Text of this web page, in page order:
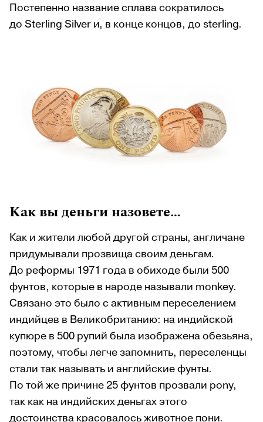
Постепенно название сплава сократилось
до Sterling Silver и, в конце концов, до sterling.
Как вы деньги назовете…
Как и жители любой другой страны, англичане
придумывали прозвища своим деньгам.
До реформы 1971 года в обиходе были 500
фунтов, которые в народе называли monkey.
Связано это было с активным переселением
индийцев в Великобританию: на индийской
купюре в 500 рупий была изображена обезьяна,
поэтому, чтобы легче запомнить, переселенцы
стали так называть и английские фунты.
По той же причине 25 фунтов прозвали pony,
так как на индийских деньгах этого
достоинства красовалось животное пони.